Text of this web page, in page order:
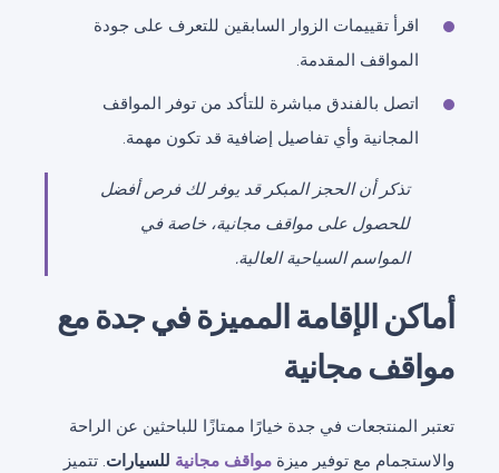
اقرأ تقييمات الزوار السابقين للتعرف على جودة
المواقف المقدمة.
اتصل بالفندق مباشرة للتأكد من توفر المواقف
المجانية وأي تفاصيل إضافية قد تكون مهمة.
تذكر أن الحجز المبكر قد يوفر لك فرص أفضل
للحصول على مواقف مجانية، خاصة في
المواسم السياحية العالية.
أماكن الإقامة المميزة في جدة مع
مواقف مجانية
تعتبر المنتجعات في جدة خيارًا ممتازًا للباحثين عن الراحة
والاستجمام مع توفير ميزة مواقف مجانية للسيارات. تتميز